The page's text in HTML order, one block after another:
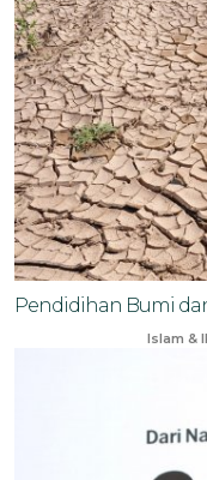
Pendidihan Bumi
Islam &